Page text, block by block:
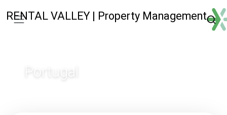
RENTAL VALLEY | Property Management